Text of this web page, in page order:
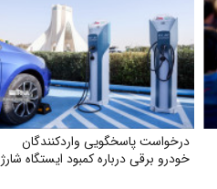
درخواست پاسخگویی واردکنندگان
خودرو برقی درباره کمبود ایستگاه شارژ